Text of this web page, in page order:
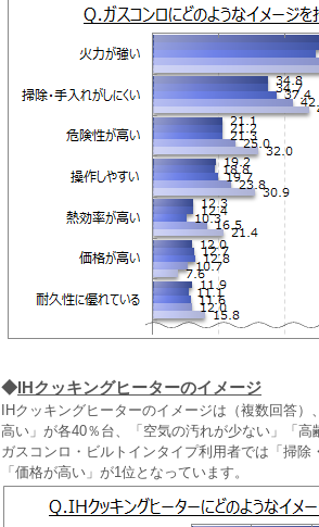
◆IHクッキングヒーターのイメージ
IHクッキングヒーターのイメージは（複数回答
高い」が各40％台、「空気の汚れが少ない」「
ガスコンロ・ビルトインタイプ利用者では「掃
「価格が高い」が1位となっています。